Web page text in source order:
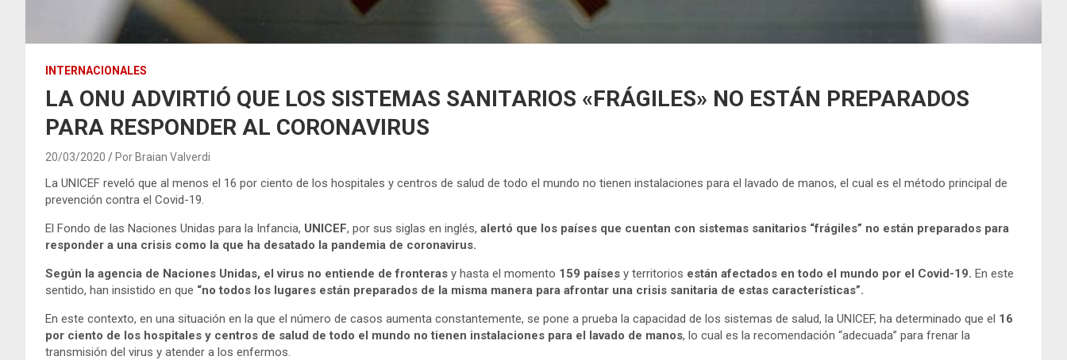
INTERNACIONALES
LA ONU ADVIRTIÓ QUE LOS SISTEMAS SANITARIOS «FRÁGILES» NO ESTÁN PREPARADOS
PARA RESPONDER AL CORONAVIRUS
20/03/2020 Por Braian Valverdi
La UNICEF reveló que al menos el 16 por ciento de los hospitales y centros de salud de todo el mundo no tienen instalaciones para el lavado de manos, el cual es el método principal de
prevención contra el Covid-19.
El Fondo de las Naciones Unidas para la Infancia, UNICEF, por sus siglas en inglés, alertó que los países que cuentan con sistemas sanitarios “frágiles” no están preparados para
responder a una crisis como la que ha desatado la pandemia de coronavirus.
Según la agencia de Naciones Unidas, el virus no entiende de fronteras y hasta el momento 159 países y territorios están afectados en todo el mundo por el Covid-19. En este
sentido, han insistido en que “no todos los lugares están preparados de la misma manera para afrontar una crisis sanitaria de estas características”.
En este contexto, en una situación en la que el número de casos aumenta constantemente, se pone a prueba la capacidad de los sistemas de salud, la UNICEF, ha determinado que el 16
por ciento de los hospitales y centros de salud de todo el mundo no tienen instalaciones para el lavado de manos, lo cual es la recomendación “adecuada” para frenar la
transmisión del virus y atender a los enfermos.